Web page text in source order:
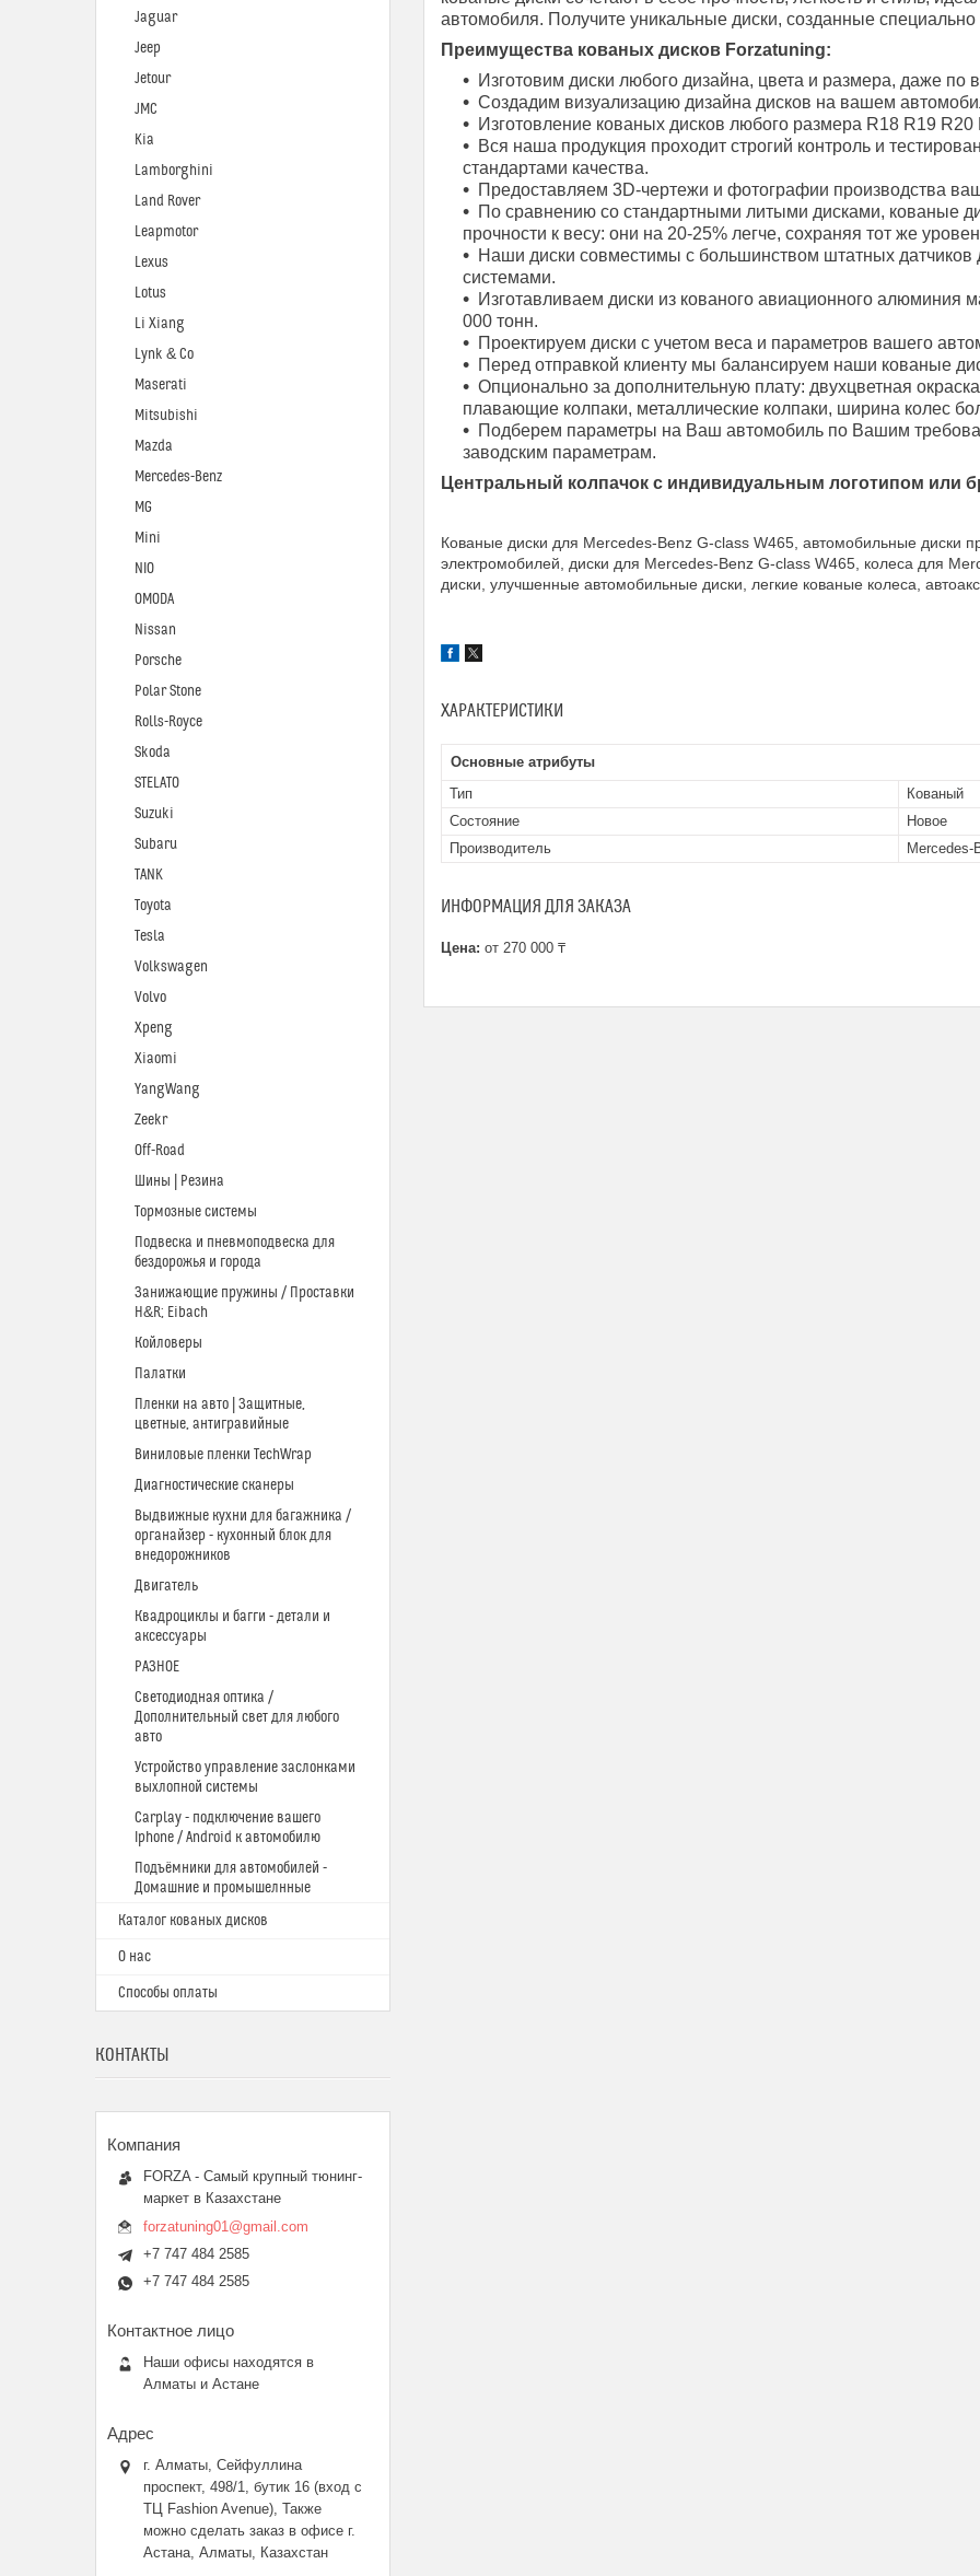
автомобиля. Получите уникальные диски, созданные специально
Преимущества кованых дисков Forzatuning:
Изготовим диски любого дизайна, цвета и размера, даже по
Создадим визуализацию дизайна дисков на вашем
Изготовление кованых дисков любого размера R18 R19 R20
Вся наша продукция проходит строгий контроль и
стандартами качества.
Предоставляем 3D-чертежи и фотографии производства
По сравнению со стандартными литыми дисками, кованые
прочности к весу: они на 20-25% легче, сохраняя тот же
Наши диски совместимы с большинством штатных
системами.
Изготавливаем диски из кованого авиационного алюминия
000 тонн.
Проектируем диски с учетом веса и параметров вашего
Перед отправкой клиенту мы балансируем наши кованые
Опционально за дополнительную плату: двухцветная
плавающие колпаки, металлические колпаки, ширина колес
Подберем параметры на Ваш автомобиль по Вашим
заводским параметрам.
Центральный колпачок с индивидуальным логотипом или
Кованые диски для Mercedes-Benz G-class W465, автомобильные диски
электромобилей, диски для Mercedes-Benz G-class W465, колеса для
диски, улучшенные автомобильные диски, легкие кованые колеса,
ХАРАКТЕРИСТИКИ
Основные атрибуты
Тип
Кованый
Состояние
Новое
Производитель
Mercedes-
ИНФОРМАЦИЯ ДЛЯ ЗАКАЗА
Цена: от 270 000 ₸
Jaguar
Jeep
Jetour
JMC
Kia
Lamborghini
Land Rover
Leapmotor
Lexus
Lotus
Li Xiang
Lynk & Co
Maserati
Mitsubishi
Mazda
Mercedes-Benz
MG
Mini
NIO
OMODA
Nissan
Porsche
Polar Stone
Rolls-Royce
Skoda
STELATO
Suzuki
Subaru
TANK
Toyota
Tesla
Volkswagen
Volvo
Xpeng
Xiaomi
YangWang
Zeekr
Off-Road
Шины | Резина
Тормозные системы
Подвеска и пневмоподвеска для
бездорожья и города
Занижающие пружины / Проставки
H&R; Eibach
Койловеры
Палатки
Пленки на авто | Защитные,
цветные, антигравийные
Виниловые пленки TechWrap
Диагностические сканеры
Выдвижные кухни для багажника /
органайзер - кухонный блок для
внедорожников
Двигатель
Квадроциклы и багги - детали и
аксессуары
РАЗНОЕ
Светодиодная оптика /
Дополнительный свет для любого
авто
Устройство управление заслонками
выхлопной системы
Carplay - подключение вашего
Iphone / Android к автомобилю
Подъёмники для автомобилей -
Домашние и промышелнные
Каталог кованых дисков
О нас
Способы оплаты
КОНТАКТЫ
FORZA - Самый крупный тюнинг-
маркет в Казахстане
forzatuning01@gmail.com
+7 747 484 2585
+7 747 484 2585
Наши офисы находятся в
Алматы и Астане
г. Алматы, Сейфуллина
проспект, 498/1, бутик 16 (вход с
ТЦ Fashion Avenue), Также
можно сделать заказ в офисе г.
Астана, Алматы, Казахстан